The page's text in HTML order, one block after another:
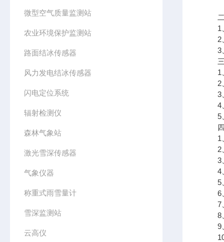
微型空气质量监测站
农业环境保护监测站
路面结冰传感器
风力发电结冰传感器
闪电定位系统
辐射检测仪
森林气象站
激光雪深传感器
气象仪器
称重式雨雪量计
雪深监测站
云高仪
二
1、
2、
3、
三
1、
2、
3、
4、
5、
四
1、
2、
3、
4、
5、
6、
7、
8、
9、
10